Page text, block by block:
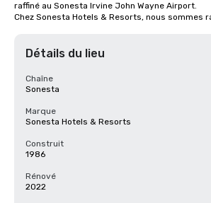
raffiné au Sonesta Irvine John Wayne Airport.
Chez Sonesta Hotels & Resorts, nous sommes
Détails du lieu
Chaîne
Sonesta
Marque
Sonesta Hotels & Resorts
Construit
1986
Rénové
2022